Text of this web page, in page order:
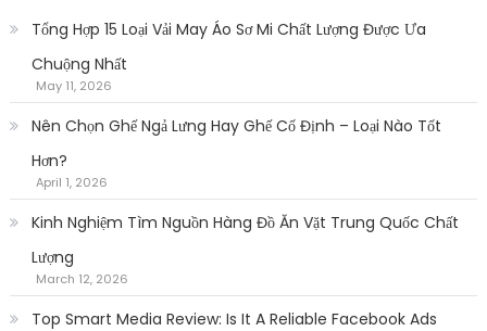
Tổng Hợp 15 Loại Vải May Áo Sơ Mi Chất Lượng Được Ưa
Chuộng Nhất
May 11, 2026
Nên Chọn Ghế Ngả Lưng Hay Ghế Cố Định – Loại Nào Tốt
Hơn?
April 1, 2026
Kinh Nghiệm Tìm Nguồn Hàng Đồ Ăn Vặt Trung Quốc Chất
Lượng
March 12, 2026
Top Smart Media Review: Is It A Reliable Facebook Ads